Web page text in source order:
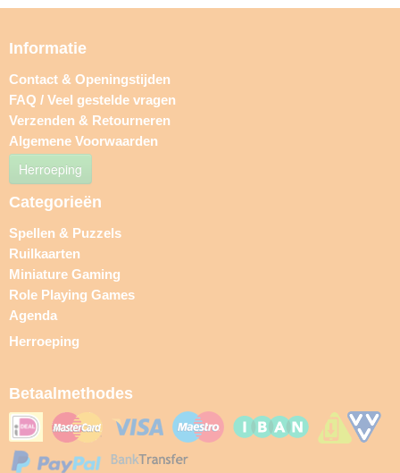
Informatie
Contact & Openingstijden
FAQ / Veel gestelde vragen
Verzenden & Retourneren
Algemene Voorwaarden
Herroeping
Categorieën
Spellen & Puzzels
Ruilkaarten
Miniature Gaming
Role Playing Games
Agenda
Herroeping
Betaalmethodes